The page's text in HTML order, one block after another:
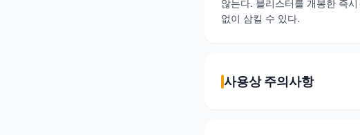
않는다. 블리스터를 개봉한 즉
없이 삼킬 수 있다.
사용상 주의사항